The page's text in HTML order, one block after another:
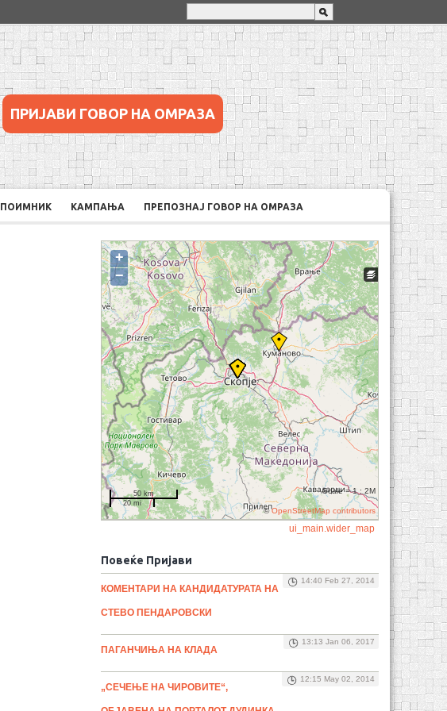
ПРИЈАВИ ГОВОР НА ОМРАЗА
ПОИМНИК КАМПАЊА ПРЕПОЗНАЈ ГОВОР НА ОМРАЗА
+
−
50 km
20 mi
Scale = 1 : 2M
©OpenStreetMap contributors
ui_main.wider_map
Повеќе Пријави
КОМЕНТАРИ НА КАНДИДАТУРАТА НА
СТЕВО ПЕНДАРОВСКИ
14:40 Feb 27, 2014
ПАГАНЧИЊА НА КЛАДА
13:13 Jan 06, 2017
„СЕЧЕЊЕ НА ЧИРОВИТЕ“,
12:15 May 02, 2014